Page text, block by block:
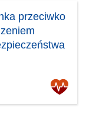
przeciwko